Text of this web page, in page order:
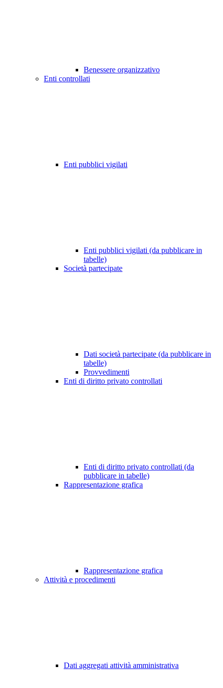
Benessere organizzativo
Enti controllati
Enti pubblici vigilati
Enti pubblici vigilati (da pubblicare in
tabelle)
Società partecipate
Dati società partecipate (da pubblicare in
tabelle)
Provvedimenti
Enti di diritto privato controllati
Enti di diritto privato controllati (da
pubblicare in tabelle)
Rappresentazione grafica
Rappresentazione grafica
Attività e procedimenti
Dati aggregati attività amministrativa